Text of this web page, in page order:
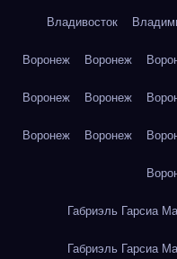
Владивосток
Воронеж Воронеж
Воронеж Воронеж
Воронеж Воронеж
Габриэль Гарсиа
Габриэль Гарсиа